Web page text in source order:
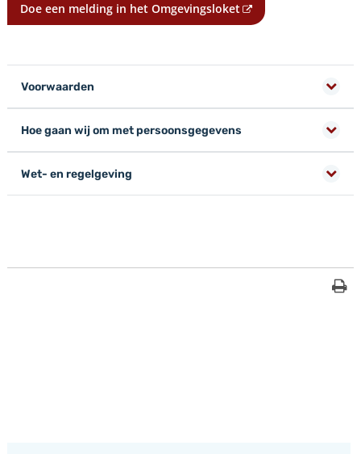
Doe een melding in het Omgevingsloket
Voorwaarden
Hoe gaan wij om met persoonsgegevens
Wet- en regelgeving